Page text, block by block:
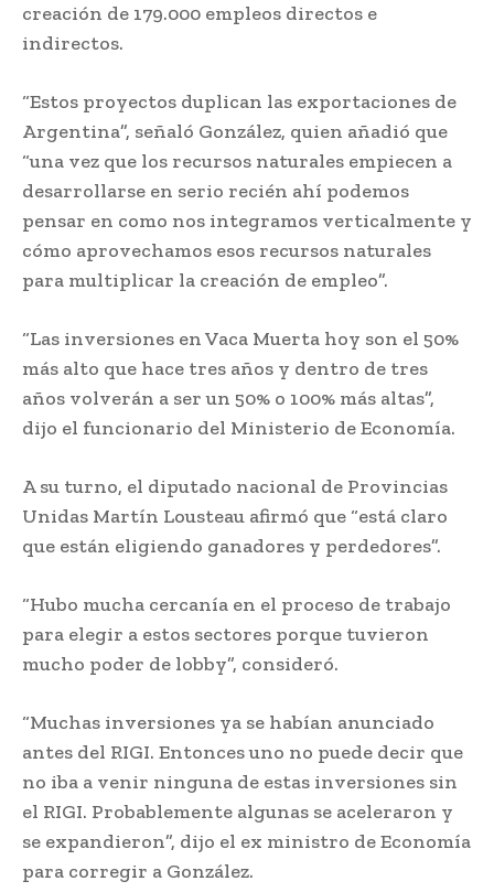
creación de 179.000 empleos directos e
indirectos.
“Estos proyectos duplican las exportaciones de
Argentina”, señaló González, quien añadió que
“una vez que los recursos naturales empiecen a
desarrollarse en serio recién ahí podemos
pensar en como nos integramos verticalmente y
cómo aprovechamos esos recursos naturales
para multiplicar la creación de empleo”.
“Las inversiones en Vaca Muerta hoy son el 50%
más alto que hace tres años y dentro de tres
años volverán a ser un 50% o 100% más altas”,
dijo el funcionario del Ministerio de Economía.
A su turno, el diputado nacional de Provincias
Unidas Martín Lousteau afirmó que “está claro
que están eligiendo ganadores y perdedores”.
“Hubo mucha cercanía en el proceso de trabajo
para elegir a estos sectores porque tuvieron
mucho poder de lobby”, consideró.
“Muchas inversiones ya se habían anunciado
antes del RIGI. Entonces uno no puede decir que
no iba a venir ninguna de estas inversiones sin
el RIGI. Probablemente algunas se aceleraron y
se expandieron”, dijo el ex ministro de Economía
para corregir a González.